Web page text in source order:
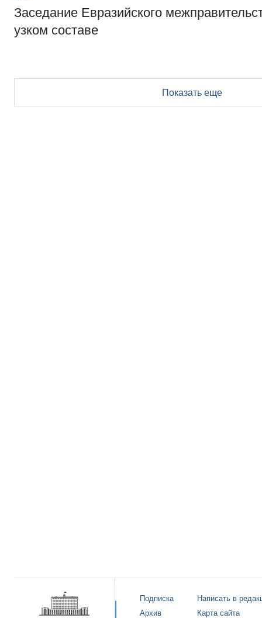
Заседание Евразийского
узком составе
Показать еще
Подписка
Архив
Написать в
Карта сайта